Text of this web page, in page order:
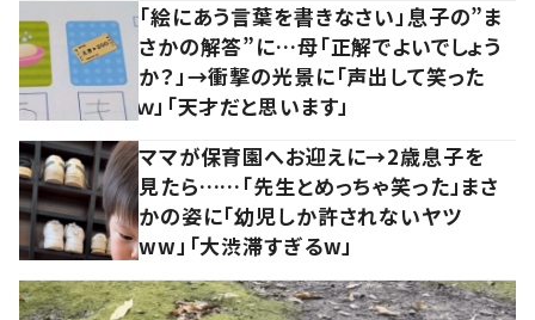
「絵にあう言葉を書きなさい」息子の”ま
さかの解答”に…母「正解でよいでしょう
か？」→衝撃の光景に「声出して笑った
ｗ」「天才だと思います」
ママが保育園へお迎えに→2歳息子を
見たら……「先生とめっちゃ笑った」まさ
かの姿に「幼児しか許されないヤツ
ww」「大渋滞すぎるw」